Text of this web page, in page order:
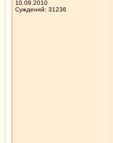
10.09.2010
Суждений: 31236